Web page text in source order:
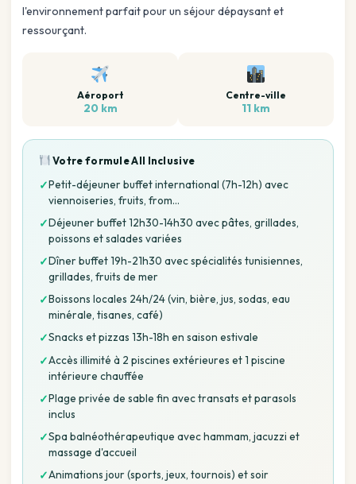
l'environnement parfait pour un séjour dépaysant et
ressourçant.
Aéroport
20 km
Centre-ville
11 km
Votre formuleAll Inclusive
✓Petit-déjeuner buffet international (7h-12h) avec
viennoiseries, fruits, from…
✓Déjeuner buffet 12h30-14h30 avec pâtes, grillades,
poissons et salades variées
✓Dîner buffet 19h-21h30 avec spécialités tunisiennes,
grillades, fruits de mer
✓Boissons locales 24h/24 (vin, bière, jus, sodas, eau
minérale, tisanes, café)
✓Snacks et pizzas 13h-18h en saison estivale
✓Accès illimité à 2 piscines extérieures et 1 piscine
intérieure chauffée
✓Plage privée de sable fin avec transats et parasols
inclus
✓Spa balnéothérapeutique avec hammam, jacuzzi et
massage d'accueil
✓Animations jour (sports, jeux, tournois) et soir